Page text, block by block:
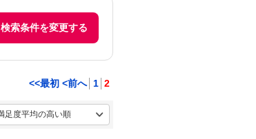
検索条件を変更する
<<最初 <前へ 1 2